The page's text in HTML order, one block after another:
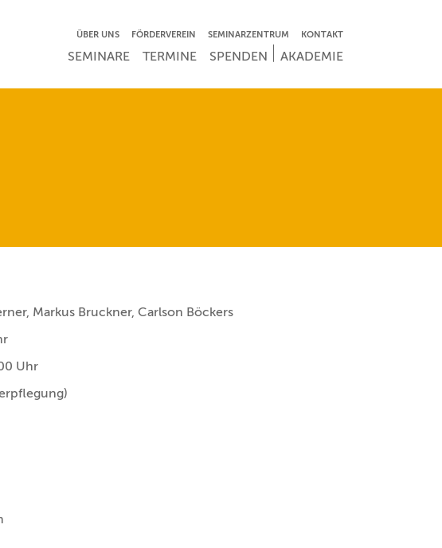
NAVIGATION ÜBERSPRINGEN
ÜBER UNS FÖRDERVEREIN SEMINARZENTRUM KONTAKT
NAVIGATION ÜBERSPRINGEN
SEMINARE TERMINE SPENDEN AKADEMIE
Markus Bruckner, Carlson Böckers
Uhr